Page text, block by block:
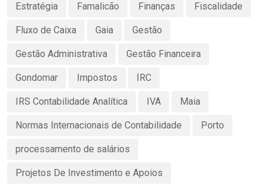
Estratégia Famalicão Finanças Fiscalidade
Fluxo de Caixa Gaia Gestão
Gestão Administrativa Gestão Financeira
Gondomar Impostos IRC
IRS Contabilidade Analítica IVA Maia
Normas Internacionais de Contabilidade Porto
processamento de salários
Projetos De Investimento e Apoios